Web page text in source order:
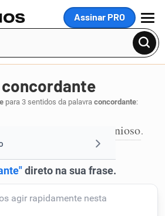
Assinar PRO
MENU
para 3 sentidos da palavra concordante:
harmonioso.